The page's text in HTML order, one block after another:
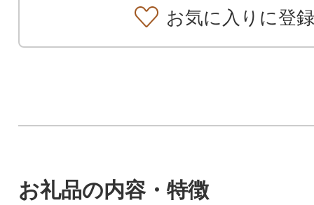
お気に入りに登録
お礼品の内容・特徴